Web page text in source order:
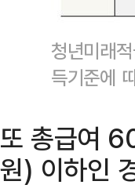
청년미래
득기준에
또 총급여
원) 이하인